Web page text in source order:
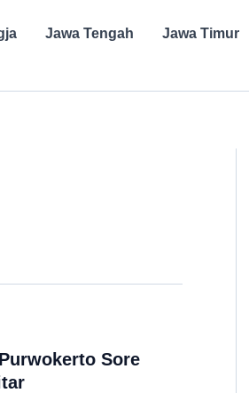
Jawa Tengah Jawa Timur
Sore